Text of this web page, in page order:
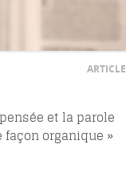
ARTICLE
et la parole
façon organique »